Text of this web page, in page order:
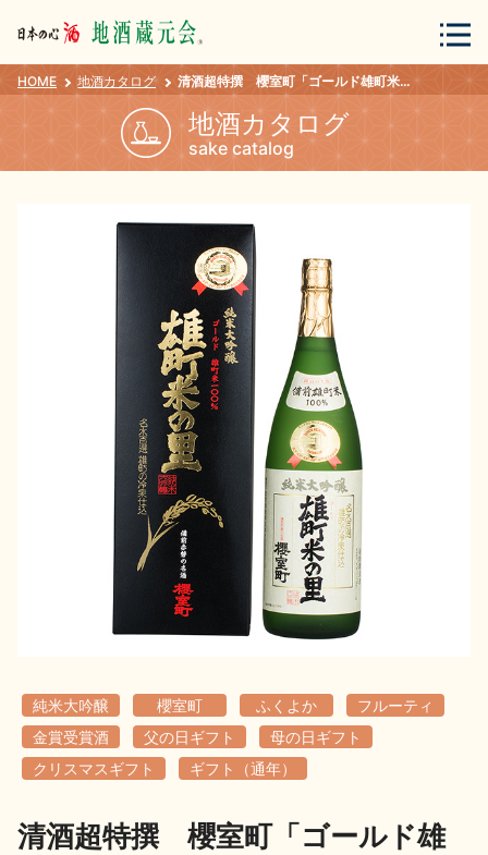
会員登録 ログイン
地酒カタログ
地酒解体新書
歳時記 地酒蔵元会検定
HOME 地酒カタログ 清酒超特撰 櫻室町「ゴールド雄町米の里」 １．８Ｌ
地酒カタログ
sake catalog
純米大吟醸 櫻室町 ふくよか
フルーティ
金賞受賞酒
父の日ギフト
母の日ギフト
クリスマスギフト
ギフト（通年）
清酒超特撰 櫻室町「ゴールド雄